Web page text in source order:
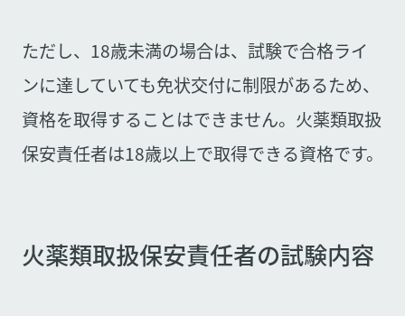
ただし、18歳未満の場合は、試験で合格ライ
ンに達していても免状交付に制限があるため、
資格を取得することはできません。火薬類取扱
保安責任者は18歳以上で取得できる資格です。
火薬類取扱保安責任者の試験内容